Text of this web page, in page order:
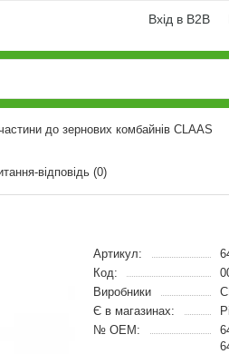
Вхід в B2B
до зернових комбайнів CLAAS
відповідь (0)
Артикул:
Код:
Виробники
Є в магазинах:
№ OEM: